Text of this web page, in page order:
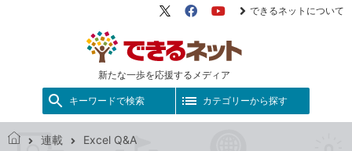
新たな一歩を応援するメディア
X（旧
FacebookYouTube
できるネットについて
キーワードで検索 カテゴリーから探す
連載
Excel Q&A